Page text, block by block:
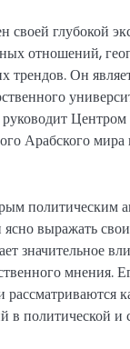
своей глубокой
отношений,
трендов. Он
Центром
Арабского
политическим
выражать
значительное
мнения.
в политической и